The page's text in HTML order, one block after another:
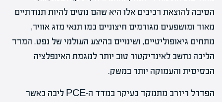
הסיבה להוצאת רכיבים אלו היא שהם נוטים להיות תנודתיים
מאוד ומושפעים מגורמים חיצוניים כמו תנאי מזג אוויר,
מתחים גיאופוליטיים, ושינויים בהיצע העולמי של נפט. המדד
הליבה נחשב לאינדיקטור טוב יותר למגמת האינפלציה
הבסיסית והעמוקה יותר במשק.
הפדרל ריזרב מתמקד בעיקר במדד ה-PCE ליבה כאשר